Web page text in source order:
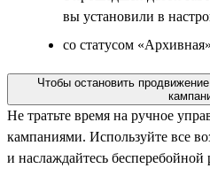
вы установили в
со статусом «Архивная»
Чтобы остановить
Не тратьте время на ручное
кампаниями. Используйте все
и наслаждайтесь бесперебойной